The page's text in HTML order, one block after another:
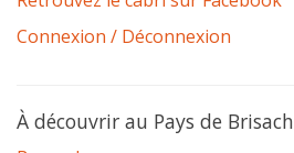
Connexion / Déconnexion
À découvrir au Pays de Brisach